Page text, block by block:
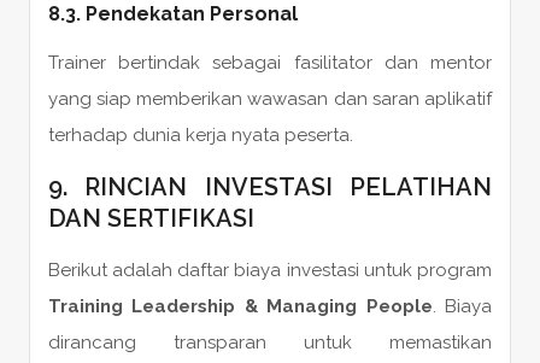
8.3. Pendekatan Personal
Trainer bertindak sebagai fasilitator dan mentor
yang siap memberikan wawasan dan saran aplikatif
terhadap dunia kerja nyata peserta.
9. RINCIAN INVESTASI PELATIHAN
DAN SERTIFIKASI
Berikut adalah daftar biaya investasi untuk program
Training Leadership & Managing People. Biaya
dirancang transparan untuk memastikan